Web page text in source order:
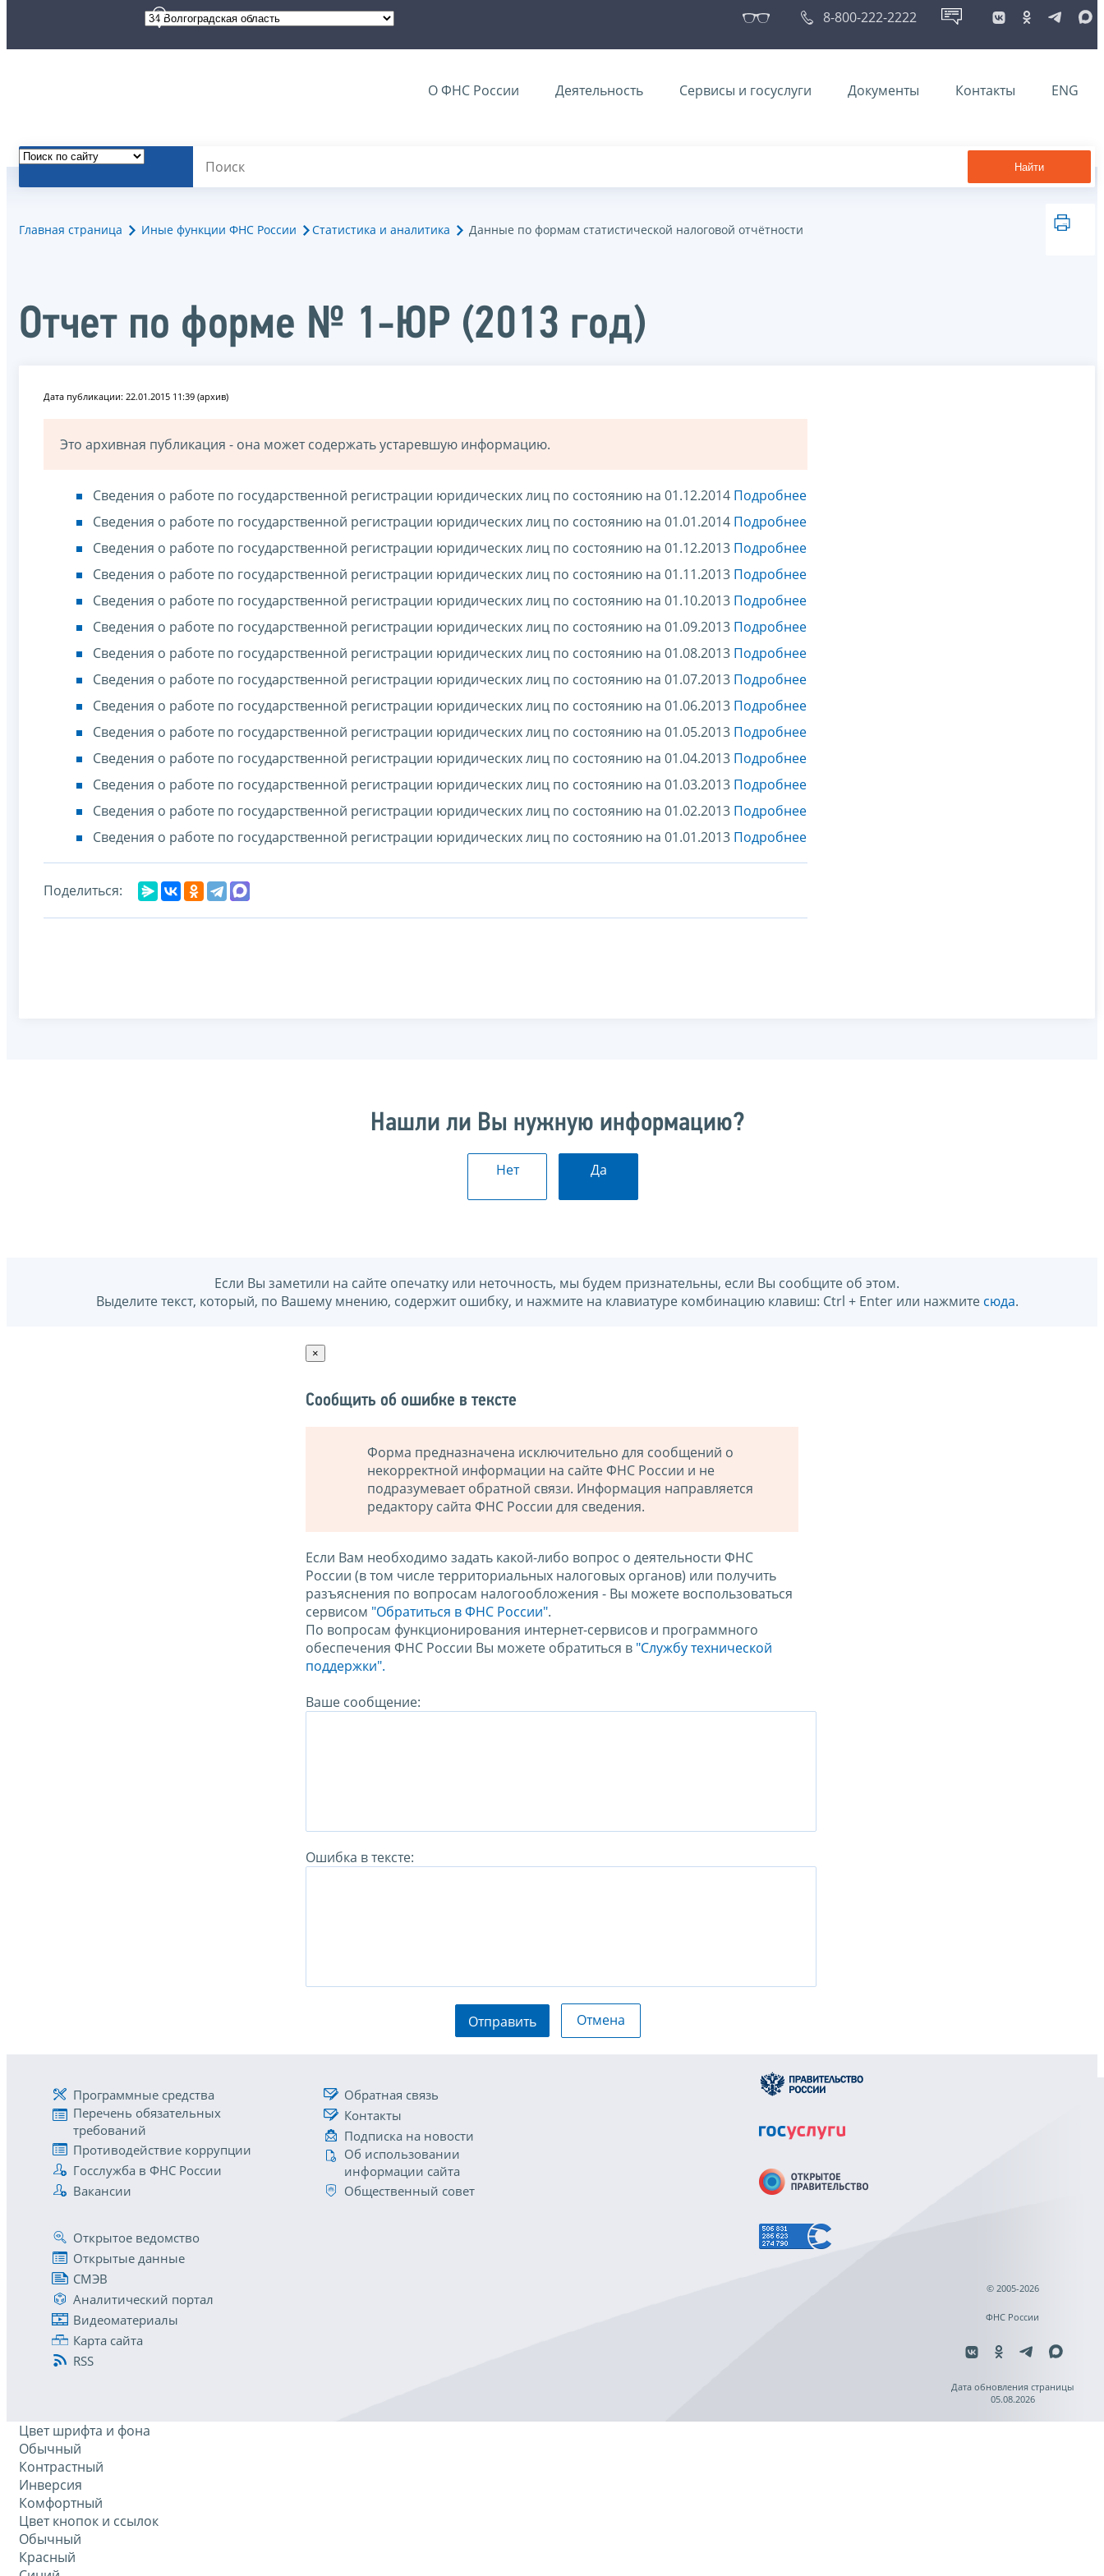
8-800-222-2222
О ФНС России Деятельность Сервисы и госуслуги Документы Контакты ENG
Найти
Главная страница Иные функции ФНС России Статистика и аналитика Данные по формам статистической налоговой отчётности
Отчет по форме № 1-ЮР (2013 год)
Дата публикации: 22.01.2015 11:39 (архив)
Это архивная публикация - она может содержать устаревшую информацию.
Сведения о работе по государственной регистрации юридических лиц по состоянию на 01.12.2014 Подробнее
Сведения о работе по государственной регистрации юридических лиц по состоянию на 01.01.2014 Подробнее
Сведения о работе по государственной регистрации юридических лиц по состоянию на 01.12.2013 Подробнее
Сведения о работе по государственной регистрации юридических лиц по состоянию на 01.11.2013 Подробнее
Сведения о работе по государственной регистрации юридических лиц по состоянию на 01.10.2013 Подробнее
Сведения о работе по государственной регистрации юридических лиц по состоянию на 01.09.2013 Подробнее
Сведения о работе по государственной регистрации юридических лиц по состоянию на 01.08.2013 Подробнее
Сведения о работе по государственной регистрации юридических лиц по состоянию на 01.07.2013 Подробнее
Сведения о работе по государственной регистрации юридических лиц по состоянию на 01.06.2013 Подробнее
Сведения о работе по государственной регистрации юридических лиц по состоянию на 01.05.2013 Подробнее
Сведения о работе по государственной регистрации юридических лиц по состоянию на 01.04.2013 Подробнее
Сведения о работе по государственной регистрации юридических лиц по состоянию на 01.03.2013 Подробнее
Сведения о работе по государственной регистрации юридических лиц по состоянию на 01.02.2013 Подробнее
Сведения о работе по государственной регистрации юридических лиц по состоянию на 01.01.2013 Подробнее
Поделиться:
Нашли ли Вы нужную информацию?
Нет Да
Если Вы заметили на сайте опечатку или неточность, мы будем признательны, если Вы сообщите об этом.
Выделите текст, который, по Вашему мнению, содержит ошибку, и нажмите на клавиатуре комбинацию клавиш: Ctrl + Enter или нажмите сюда.
×
Сообщить об ошибке в тексте
Форма предназначена исключительно для сообщений о
некорректной информации на сайте ФНС России и не
подразумевает обратной связи. Информация направляется
редактору сайта ФНС России для сведения.
Если Вам необходимо задать какой-либо вопрос о деятельности ФНС
России (в том числе территориальных налоговых органов) или получить
разъяснения по вопросам налогообложения - Вы можете воспользоваться
сервисом "Обратиться в ФНС России".
По вопросам функционирования интернет-сервисов и программного
обеспечения ФНС России Вы можете обратиться в "Службу технической
поддержки".
Ваше сообщение:
Ошибка в тексте:
Отправить Отмена
Программные средства
Перечень обязательных
требований
Противодействие коррупции
Госслужба в ФНС России
Вакансии
Обратная связь
Контакты
Подписка на новости
Об использовании
информации сайта
Общественный совет
Открытое ведомство
Открытые данные
СМЭВ
Аналитический портал
Видеоматериалы
Карта сайта
RSS
© 2005-2026
ФНС России
Дата обновления страницы
05.08.2026
Цвет шрифта и фона
Обычный
Контрастный
Инверсия
Комфортный
Цвет кнопок и ссылок
Обычный
Красный